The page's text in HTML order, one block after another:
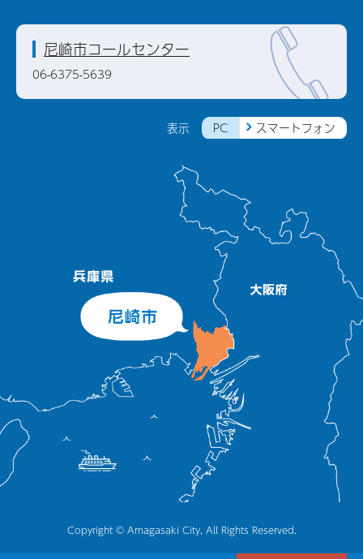
表示 PC スマートフォン
尼崎市コールセンター
06-6375-5639
Copyright © Amagasaki City, All Rights Reserved.